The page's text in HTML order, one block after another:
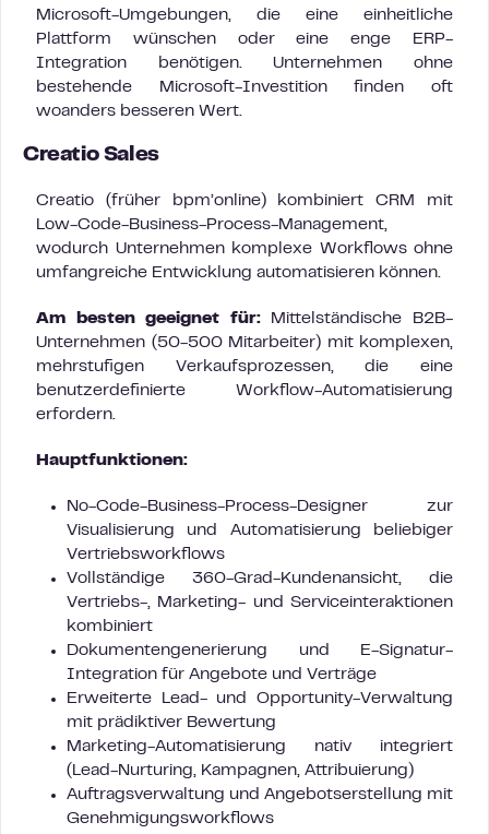
Microsoft-Umgebungen, die eine einheitliche
Plattform wünschen oder eine enge ERP-
Integration benötigen. Unternehmen ohne
bestehende Microsoft-Investition finden oft
woanders besseren Wert.
Creatio Sales
Creatio (früher bpm’online) kombiniert CRM mit
Low-Code-Business-Process-Management,
wodurch Unternehmen komplexe Workflows ohne
umfangreiche Entwicklung automatisieren können.
Am besten geeignet für:Mittelständische B2B-
Unternehmen (50-500 Mitarbeiter) mit komplexen,
mehrstufigen Verkaufsprozessen, die eine
benutzerdefinierte Workflow-Automatisierung
erfordern.
Hauptfunktionen:
No-Code-Business-Process-Designer zur
Visualisierung und Automatisierung beliebiger
Vertriebsworkflows
Vollständige 360-Grad-Kundenansicht, die
Vertriebs-, Marketing- und Serviceinteraktionen
kombiniert
Dokumentengenerierung und E-Signatur-
Integration für Angebote und Verträge
Erweiterte Lead- und Opportunity-Verwaltung
mit prädiktiver Bewertung
Marketing-Automatisierung nativ integriert
(Lead-Nurturing, Kampagnen, Attribuierung)
Auftragsverwaltung und Angebotserstellung mit
Genehmigungsworkflows